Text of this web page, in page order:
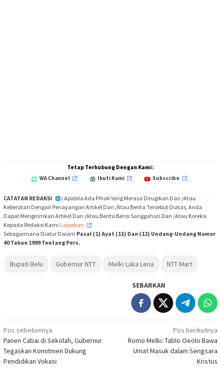
Tetap Terhubung Dengan Kami:
WA Channel Ikuti Kami Subscribe
CATATAN REDAKSI : Apabila Ada Pihak Yang Merasa Dirugikan Dan /Atau
Keberatan Dengan Penayangan Artikel Dan /Atau Berita Tersebut Diatas, Anda
Dapat Mengirimkan Artikel Dan /Atau Berita Berisi Sanggahan Dan /Atau Koreksi
Kepada Redaksi Kami Laporkan
,
Sebagaimana Diatur Dalam Pasal (1) Ayat (11) Dan (12) Undang-Undang Nomor
40 Tahun 1999 Tentang Pers.
Bupati Belu Gubernur NTT Melki Laka Lena NTT Mart
SEBARKAN
Navigasi
pos
Pos sebelumnya
Panen Cabai di Sekolah, Gubernur
Tegaskan Komitmen Dukung
Pendidikan Vokasi
Pos berikutnya
Romo Melki: Tablo Oeolo Bawa
Umat Masuk dalam Sengsara
Kristus